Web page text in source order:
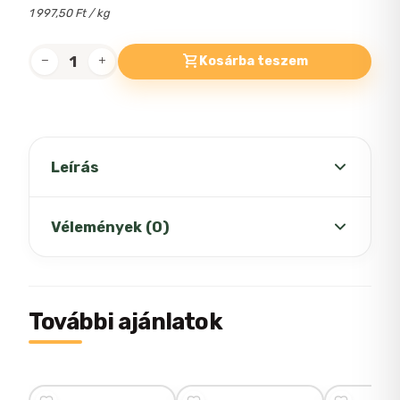
1 997,50 Ft / kg
Prevital
4x100gr
Kosárba teszem
Leírás
teljes értékű eledel kölyök macskák
Etetési útmutató
Vélemények (0)
Még nincsenek értékelések.
További ajánlatok